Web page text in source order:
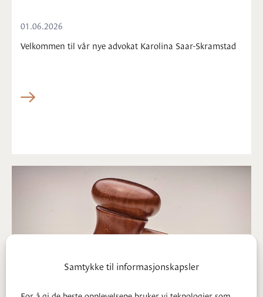
01.06.2026
Velkommen til vår nye advokat Karolina Saar-Skramstad
Samtykke til informasjonskapsler